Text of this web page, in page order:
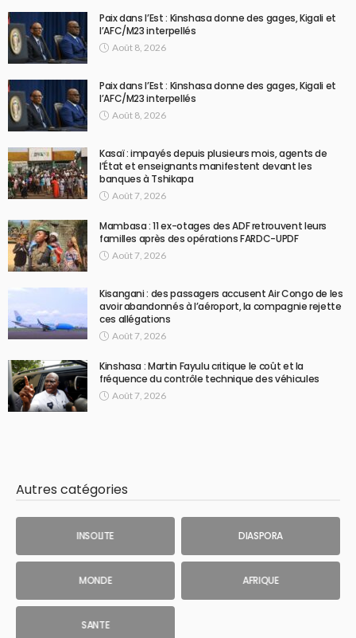
Paix dans l’Est : Kinshasa donne des gages, Kigali et
l’AFC/M23 interpellés
Août 8, 2026
Paix dans l’Est : Kinshasa donne des gages, Kigali et
l’AFC/M23 interpellés
Août 8, 2026
Kasaï : impayés depuis plusieurs mois, agents de
l’État et enseignants manifestent devant les
banques à Tshikapa
Août 7, 2026
Mambasa : 11 ex-otages des ADF retrouvent leurs
familles après des opérations FARDC-UPDF
Août 7, 2026
Kisangani : des passagers accusent Air Congo de les
avoir abandonnés à l’aéroport, la compagnie rejette
ces allégations
Août 7, 2026
Kinshasa : Martin Fayulu critique le coût et la
fréquence du contrôle technique des véhicules
Août 7, 2026
Autres catégories
INSOLITE DIASPORA
MONDE AFRIQUE
SANTE